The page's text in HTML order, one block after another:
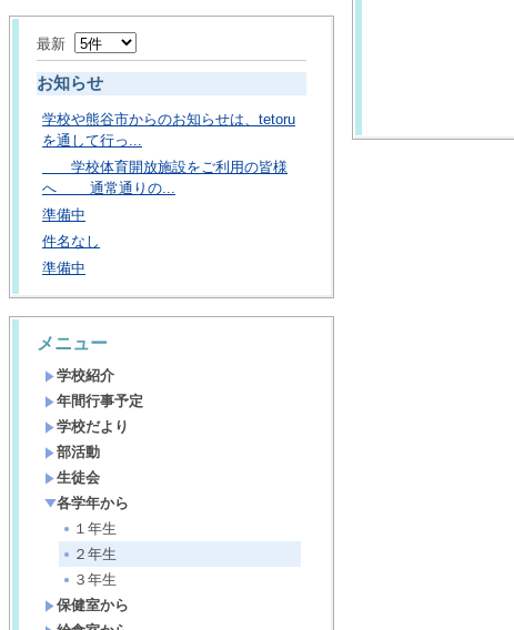
最新
お知らせ
学校や熊谷市からのお知らせは、tetoru
を通して行っ...
学校体育開放施設をご利用の皆様
へ 通常通りの...
準備中
件名なし
準備中
メニュー
学校紹介
年間行事予定
学校だより
部活動
生徒会
各学年から
１年生
２年生
３年生
保健室から